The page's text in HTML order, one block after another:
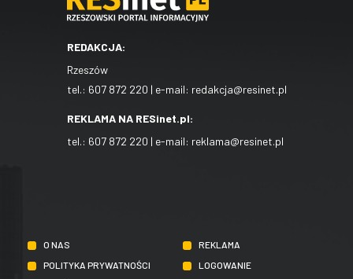
REDAKCJA:
Rzeszów
tel.: 607 872 220 | e-mail: redakcja@resinet.pl
REKLAMA NA RESinet.pl:
tel.: 607 872 220 | e-mail: reklama@resinet.pl
O NAS
REKLAMA
POLITYKA PRYWATNOŚCI
LOGOWANIE